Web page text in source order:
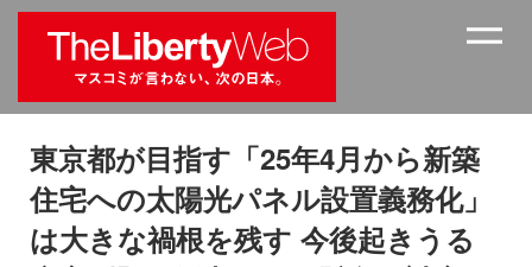
東京都が目指す「25年4月から新築
住宅への太陽光パネル設置義務化」
は大きな禍根を残す 今後起きうる